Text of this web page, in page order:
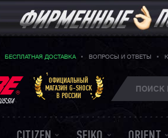
БЕСПЛАТНАЯ ДОСТАВКА ВОПРОСЫ И ОТВЕТЫ
ОФИЦИАЛЬНЫЙ
МАГАЗИН G-SHOCK
В РОССИИ